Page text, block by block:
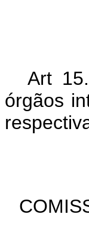
Art
órgãos
a)